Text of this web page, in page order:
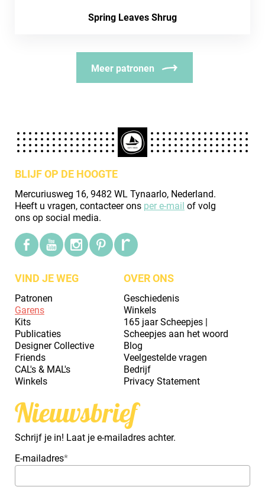
Spring Leaves Shrug
Meer patronen
BLIJF OP DE HOOGTE
Mercuriusweg 16, 9482 WL Tynaarlo, Nederland.
Heeft u vragen, contacteer ons per e-mail of volg
ons op social media.
VIND JE WEG
Patronen
Garens
Kits
Publicaties
Designer Collective
Friends
CAL's & MAL's
Winkels
OVER ONS
Geschiedenis
Winkels
165 jaar Scheepjes |
Scheepjes aan het woord
Blog
Veelgestelde vragen
Bedrijf
Privacy Statement
Nieuwsbrief
Schrijf je in! Laat je e-mailadres achter.
E-mailadres*